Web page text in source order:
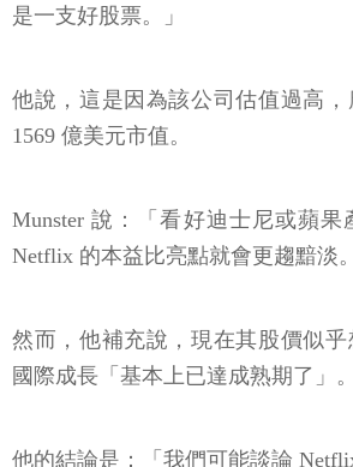
是一支好股票。」
他說，這是因為該公司估值過高
1569 億美元市值。
Munster 說：「看好迪士尼或蘋果
Netflix 的本益比亮點就會更趨黯淡。
然而，他補充說，現在其股價似乎
國際成長「基本上已達成熟期了」。
他的結論是：「我們可能談論